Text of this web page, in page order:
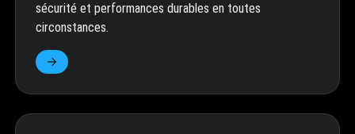
sécurité et performances durables en toutes
circonstances.